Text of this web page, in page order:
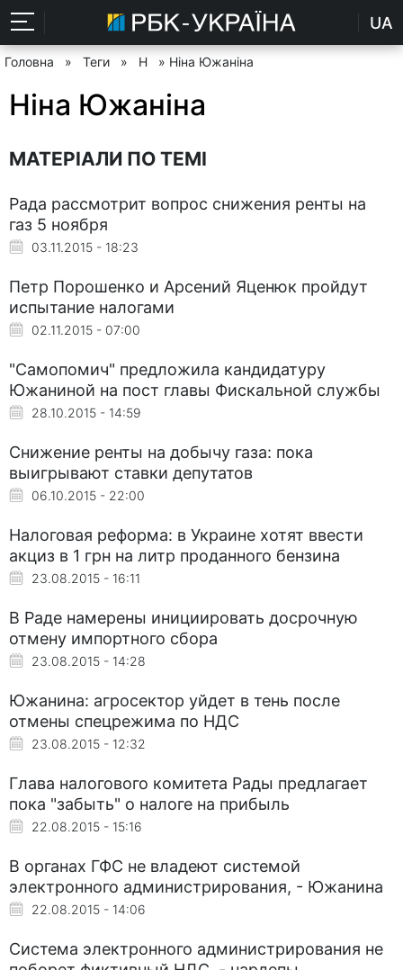
UA
Головна » Теги » Н » Ніна Южаніна
Ніна Южаніна
МАТЕРІАЛИ ПО ТЕМІ
Рада рассмотрит вопрос снижения ренты на
газ 5 ноября
03.11.2015 - 18:23
Петр Порошенко и Арсений Яценюк пройдут
испытание налогами
02.11.2015 - 07:00
"Самопомич" предложила кандидатуру
Южаниной на пост главы Фискальной службы
28.10.2015 - 14:59
Снижение ренты на добычу газа: пока
выигрывают ставки депутатов
06.10.2015 - 22:00
Налоговая реформа: в Украине хотят ввести
акциз в 1 грн на литр проданного бензина
23.08.2015 - 16:11
В Раде намерены инициировать досрочную
отмену импортного сбора
23.08.2015 - 14:28
Южанина: агросектор уйдет в тень после
отмены спецрежима по НДС
23.08.2015 - 12:32
Глава налогового комитета Рады предлагает
пока "забыть" о налоге на прибыль
22.08.2015 - 15:16
В органах ГФС не владеют системой
электронного администрирования, - Южанина
22.08.2015 - 14:06
Система электронного администрирования не